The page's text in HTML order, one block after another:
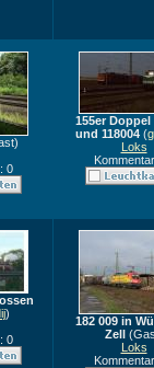
0
155er
und 118004 (
Loks
)
0
182 009 in
Zell
Loks